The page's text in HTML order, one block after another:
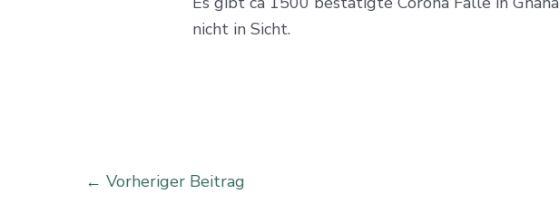
nicht in Sicht.
← Vorheriger Beitrag